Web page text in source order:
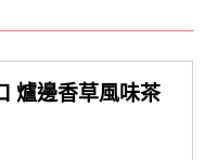
爐邊香草風味茶